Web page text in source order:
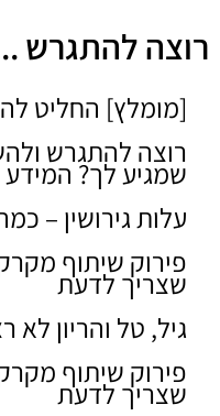
רוצה להתגרש
[מומלץ] החליט
רוצה להתגרש
שמגיע לך? המידע
עלות גירושין – כמה
פירוק שיתוף
שצריך לדעת
גיל, טל והריון לא
פירוק שיתוף
שצריך לדעת